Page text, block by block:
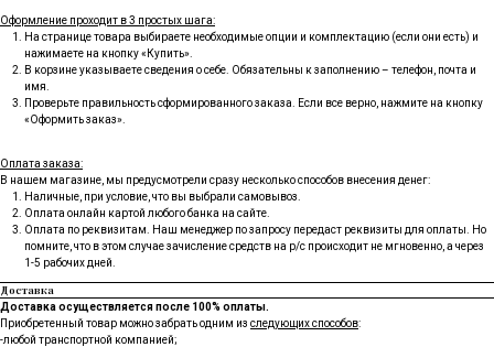
Оформление проходит в 3 простых шага:
На странице товара выбираете необходимые опции и комплектацию (если они есть) и
нажимаете на кнопку «Купить».
В корзине указываете сведения о себе. Обязательны к заполнению – телефон, почта и
имя.
Проверьте правильность сформированного заказа. Если все верно, нажмите на кнопку
«Оформить заказ».
Оплата заказа:
В нашем магазине, мы предусмотрели сразу несколько способов внесения денег:
Наличные, при условие, что вы выбрали самовывоз.
Оплата онлайн картой любого банка на сайте.
Оплата по реквизитам. Наш менеджер по запросу передаст реквизиты для оплаты. Но
помните, что в этом случае зачисление средств на р/с происходит не мгновенно, а через
1-5 рабочих дней.
Доставка
Доставка осуществляется после 100% оплаты.
Приобретенный товар можно забрать одним из следующих способов:
-любой транспортной компанией;